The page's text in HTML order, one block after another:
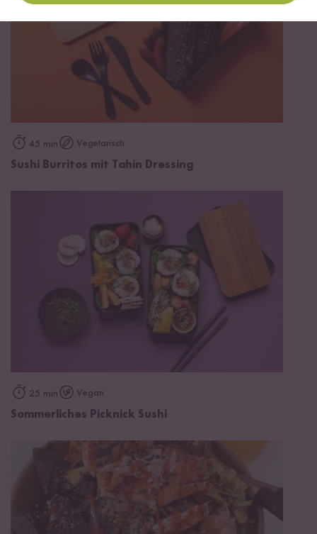
45 min Vegetarisch
Sushi Burritos mit Tahin Dressing
25 min Vegan
Sommerliches Picknick Sushi